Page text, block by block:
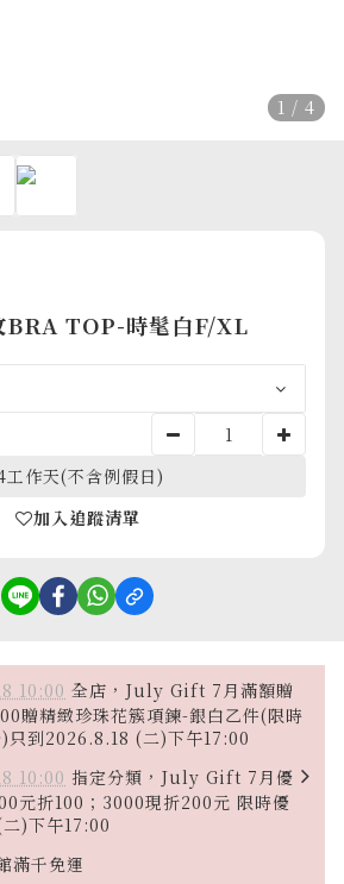
1 / 4
BRA TOP-時髦白F/XL
工作天(不含例假日)
加入追蹤清單
10:00 全店，July Gift 7月滿額贈
贈精緻珍珠花簇項鍊-銀白乙件(限時
只到2026.8.18 (二)下午17:00
10:00 指定分類，July Gift 7月優
元折100；3000現折200元 限時優
)下午17:00
滿千免運